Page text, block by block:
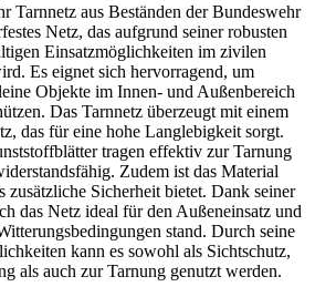
Tarnnetz aus Beständen der Bundeswehr
Netz, das aufgrund seiner robusten
Einsatzmöglichkeiten im zivilen
Es eignet sich hervorragend, um
Objekte im Innen- und Außenbereich
Das Tarnnetz überzeugt mit einem
das für eine hohe Langlebigkeit sorgt.
tragen effektiv zur Tarnung
Zudem ist das Material
zusätzliche Sicherheit bietet. Dank seiner
das Netz ideal für den Außeneinsatz und
stand. Durch seine
kann es sowohl als Sichtschutz,
als auch zur Tarnung genutzt werden.